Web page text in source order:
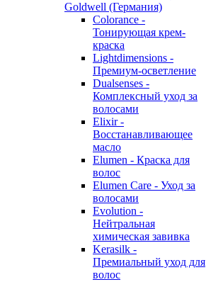
Goldwell (Германия)
Colorance -
Тонирующая крем-
краска
Lightdimensions -
Премиум-осветление
Dualsenses -
Комплексный уход за
волосами
Elixir -
Восстанавливающее
масло
Elumen - Краска для
волос
Elumen Care - Уход за
волосами
Evolution -
Нейтральная
химическая завивка
Kerasilk -
Премиальный уход для
волос